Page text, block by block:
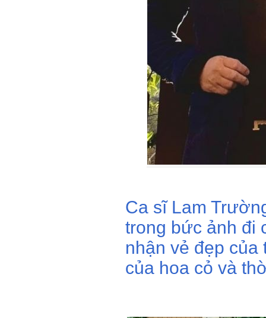
Ca sĩ Lam
trong bức ảnh đi
nhận vẻ đẹp
của hoa cỏ và